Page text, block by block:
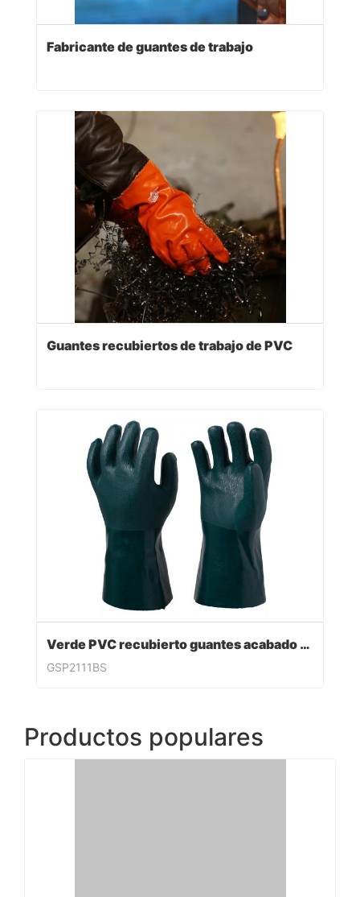
Fabricante de guantes de trabajo
Guantes recubiertos de trabajo de PVC
Verde PVC recubierto guantes acabado sandy
GSP2111BS
Productos populares